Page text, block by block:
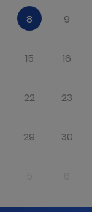
8 9
15 16
22 23
29 30